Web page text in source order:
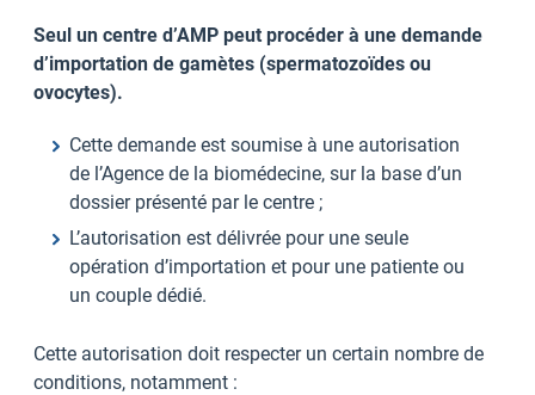
Seul un centre d’AMP peut procéder à une demande
d’importation de gamètes (spermatozoïdes ou
ovocytes).
Cette demande est soumise à une autorisation
de l’Agence de la biomédecine, sur la base d’un
dossier présenté par le centre ;
L’autorisation est délivrée pour une seule
opération d’importation et pour une patiente ou
un couple dédié.
Cette autorisation doit respecter un certain nombre de
conditions, notamment :